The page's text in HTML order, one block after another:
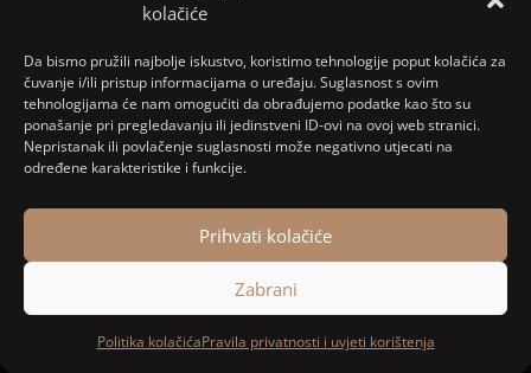
kolačiće
Da bismo pružili najbolje iskustvo, koristimo tehnologije poput kolačića za
čuvanje i/ili pristup informacijama o uređaju. Suglasnost s ovim
tehnologijama će nam omogućiti da obrađujemo podatke kao što su
ponašanje pri pregledavanju ili jedinstveni ID-ovi na ovoj web stranici.
Nepristanak ili povlačenje suglasnosti može negativno utjecati na
određene karakteristike i funkcije.
Prihvati kolačiće
Zabrani
Politika kolačićaPravila privatnosti i uvjeti korištenja
Nove objave
Najnoviji komentari
Nema komentara za prikaz.
Designed and developed by MARACOM